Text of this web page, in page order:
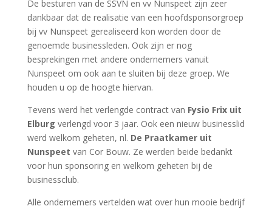
De besturen van de SSVN en vv Nunspeet zijn zeer
dankbaar dat de realisatie van een hoofdsponsorgroep
bij vv Nunspeet gerealiseerd kon worden door de
genoemde businessleden. Ook zijn er nog
besprekingen met andere ondernemers vanuit
Nunspeet om ook aan te sluiten bij deze groep. We
houden u op de hoogte hiervan.
Tevens werd het verlengde contract van Fysio Frix uit
Elburg verlengd voor 3 jaar. Ook een nieuw businesslid
werd welkom geheten, nl. De Praatkamer uit
Nunspeet van Cor Bouw. Ze werden beide bedankt
voor hun sponsoring en welkom geheten bij de
businessclub.
Alle ondernemers vertelden wat over hun mooie bedrijf